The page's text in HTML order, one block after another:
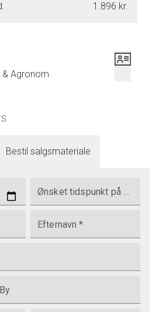
1.896 kr.
Agronom
Bestil salgsmateriale
Ønsket tidspunkt på dagen
Efternavn *
By